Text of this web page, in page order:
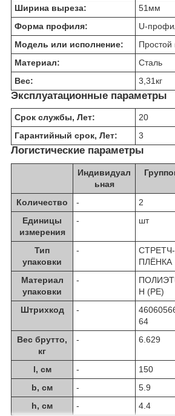
Ширина выреза:
51 мм
Форма профиля:
U-
Модель или исполнение:
Материал:
Сталь
Вес:
3,31 кг
Эксплуатационные параметры
Срок службы, Лет:
20
Гарантийный срок, Лет:
3
Логистические параметры
Индивидуал
ьная
Количество
- 2
Единицы
измерения
- шт
Тип
упаковки
-
СТРЕТЧ-
ПЛЁНКА
Материал
упаковки
-
Н (PE)
Штрихкод -
64
Вес брутто,
кг
- 6.629
l, см - 150
b, см
- 5.9
h, см
- 4.4